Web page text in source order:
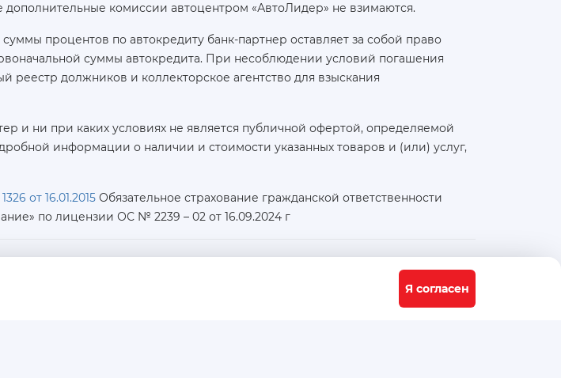
Я согласен
комиссии автоцентром «АвтоЛидер» не взимаются.
процентов по автокредиту банк-партнер оставляет за собой право
суммы автокредита. При несоблюдении условий погашения
должников и коллекторское агентство для взыскания
и ни при каких условиях не является публичной офертой, определяемой
информации о наличии и стоимости указанных товаров и (или) услуг,
от 16.01.2015 Обязательное страхование гражданской ответственности
по лицензии ОС № 2239 – 02 от 16.09.2024 г
117556, город Москва, Варшавское ш., д. 91 стр. 11